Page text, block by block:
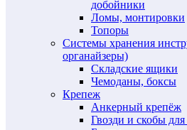
добойники
Ломы, монтировки
Топоры
Системы хранения
органайзеры)
Складские ящики
Чемоданы, боксы
Крепеж
Анкерный крепёж
Гвозди и скобы